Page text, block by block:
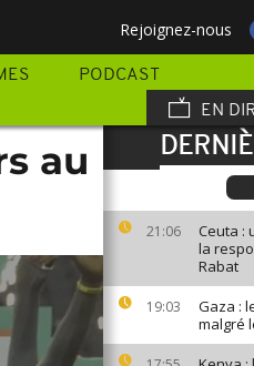
Rejoignez-nous
PODCAST
EN
21:06
Ceuta :
la
Rabat
19:03
Gaza :
malgré
au